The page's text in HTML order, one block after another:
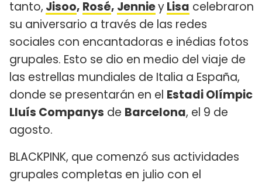
tanto, Jisoo, Rosé, JennieyLisa celebraron
su aniversario a través de las redes
sociales con encantadoras e inédias fotos
grupales. Esto se dio en medio del viaje de
las estrellas mundiales de Italia a España,
donde se presentarán en el Estadi Olímpic
Lluís Companys de Barcelona, el 9 de
agosto.
BLACKPINK, que comenzó sus actividades
grupales completas en julio con el